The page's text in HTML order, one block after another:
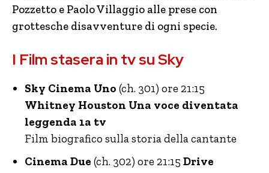
Pozzetto e Paolo Villaggio alle prese con
grottesche disavventure di ogni specie.
I Film stasera in tv su Sky
Sky Cinema Uno (ch. 301) ore 21:15
Whitney Houston Una voce diventata
leggenda 1a tv
Film biografico sulla storia della cantante
Cinema Due (ch. 302) ore 21:15 Drive